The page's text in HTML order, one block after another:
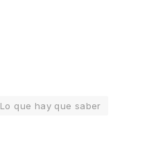
Lo que hay que saber